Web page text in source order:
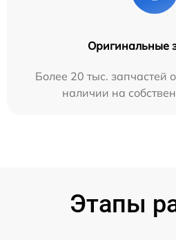
Оригинальные
Более 20 тыс. запчастей
наличии на
Этапы